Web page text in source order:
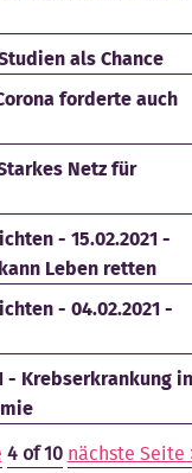
als Chance
forderte auch
Netz für
- 15.02.2021 -
Leben retten
- 04.02.2021 -
- Krebserkrankung in
4 of 10 nächste Seite